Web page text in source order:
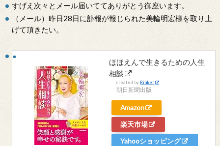
すげえ次々とメール届いててありがとう御座います。
（メール）昨日28日に訃報が報じられた美輪明宏様を取り上
げて頂きたい。
ほほえんで生きるための人生
相談
created by Rinker
朝日新聞出版
Amazon
楽天市場
Yahooショッピング